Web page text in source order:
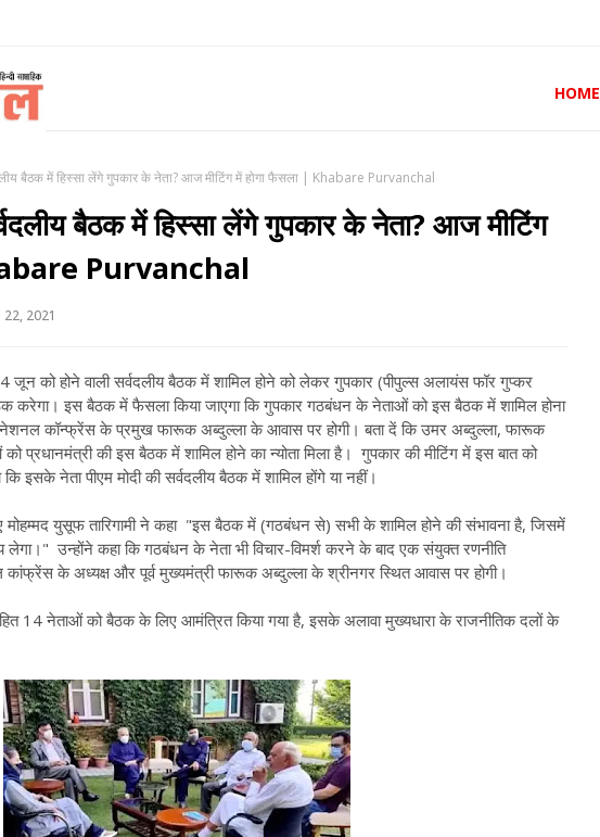
HOME
बैठक में हिस्सा लेंगे गुपकार के नेता? आज मीटिंग में होगा फैसला | Khabare Purvanchal
बैठक में हिस्सा लेंगे गुपकार के नेता? आज मीटिंग
Purvanchal
22, 2021
जून को होने वाली सर्वदलीय बैठक में शामिल होने को लेकर गुपकार (पीपुल्स अलायंस फॉर गुप्कर
करेगा। इस बैठक में फैसला किया जाएगा कि गुपकार गठबंधन के नेताओं को इस बैठक में शामिल होना
कॉन्फ्रेंस के प्रमुख फारूक अब्दुल्ला के आवास पर होगी। बता दें कि उमर अब्दुल्ला, फारूक
प्रधानमंत्री की इस बैठक में शामिल होने का न्योता मिला है। गुपकार की मीटिंग में इस बात को
नेता पीएम मोदी की सर्वदलीय बैठक में शामिल होंगे या नहीं।
युसूफ तारिगामी ने कहा "इस बैठक में (गठबंधन से) सभी के शामिल होने की संभावना है, जिसमें
लेगा।" उन्होंने कहा कि गठबंधन के नेता भी विचार-विमर्श करने के बाद एक संयुक्त रणनीति
के अध्यक्ष और पूर्व मुख्यमंत्री फारूक अब्दुल्ला के श्रीनगर स्थित आवास पर होगी।
14 नेताओं को बैठक के लिए आमंत्रित किया गया है, इसके अलावा मुख्यधारा के राजनीतिक दलों के